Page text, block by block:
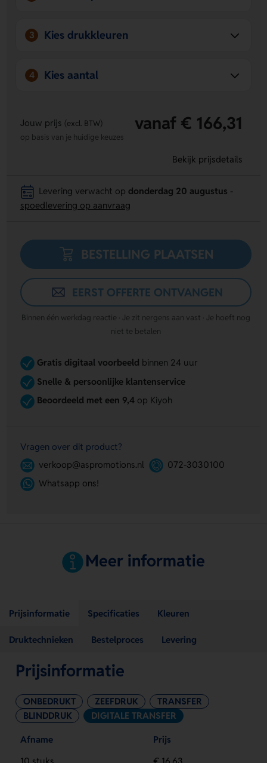
3 Kies drukkleuren
4 Kies aantal
Jouw prijs (excl. BTW) vanaf € 166,31
op basis van je huidige keuzes
Bekijk prijsdetails
Levering verwacht op donderdag 20 augustus
spoedlevering op aanvraag
BESTELLING PLAATSEN
EERST OFFERTE ONTVANGEN
Binnen één werkdag reactie · Je zit nergens aan vast · Je hoeft nog
niet te betalen
Gratis digitaal voorbeeld binnen 24 uur
Snelle & persoonlijke klantenservice
Beoordeeld met een 9,4op Kiyoh
Vragen over dit product?
verkoop@aspromotions.nl
072-3030100
Whatsapp ons!
Meer informatie
Prijsinformatie Specificaties Kleuren
Druktechnieken Bestelproces Levering
Prijsinformatie
ONBEDRUKT ZEEFDRUK
TRANSFER
BLINDDRUK
DIGITALE TRANSFER
Afname
Prijs